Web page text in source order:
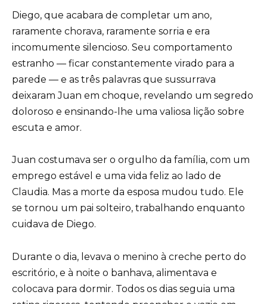
Diego, que acabara de completar um ano,
raramente chorava, raramente sorria e era
incomumente silencioso. Seu comportamento
estranho — ficar constantemente virado para a
parede — e as três palavras que sussurrava
deixaram Juan em choque, revelando um segredo
doloroso e ensinando-lhe uma valiosa lição sobre
escuta e amor.
Juan costumava ser o orgulho da família, com um
emprego estável e uma vida feliz ao lado de
Claudia. Mas a morte da esposa mudou tudo. Ele
se tornou um pai solteiro, trabalhando enquanto
cuidava de Diego.
Durante o dia, levava o menino à creche perto do
escritório, e à noite o banhava, alimentava e
colocava para dormir. Todos os dias seguia uma